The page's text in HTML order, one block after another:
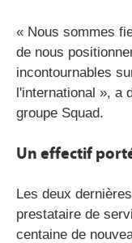
« Nous sommes
de nous
incontournables
l'international », a
groupe Squad.
Un effectif
Les deux
prestataire de
centaine de